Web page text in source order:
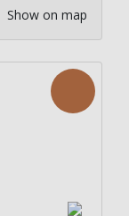
Show on map